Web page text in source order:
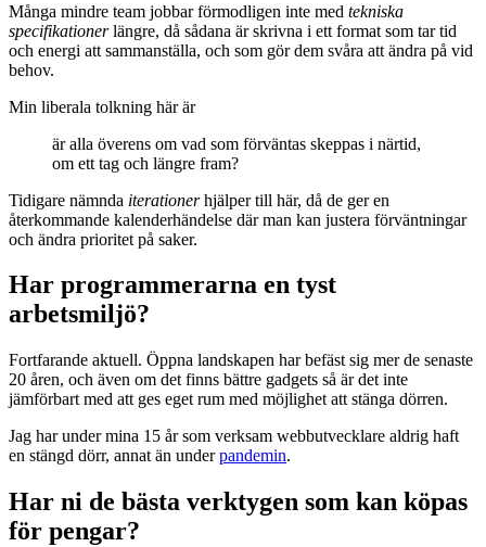
Många mindre team jobbar förmodligen inte med tekniska
specifikationerlängre, då sådana är skrivna i ett format som tar tid
och energi att sammanställa, och som gör dem svåra att ändra på vid
behov.
Min liberala tolkning här är
är alla överens om vad som förväntas skeppas i närtid,
om ett tag och längre fram?
Tidigare nämnda iterationerhjälper till här, då de ger en
återkommande kalenderhändelse där man kan justera förväntningar
och ändra prioritet på saker.
Har programmerarna en tyst
arbetsmiljö?
Fortfarande aktuell. Öppna landskapen har befäst sig mer de senaste
20 åren, och även om det finns bättre gadgets så är det inte
jämförbart med att ges eget rum med möjlighet att stänga dörren.
Jag har under mina 15 år som verksam webbutvecklare aldrig haft
en stängd dörr, annat än underpandemin.
Har ni de bästa verktygen som kan köpas
för pengar?